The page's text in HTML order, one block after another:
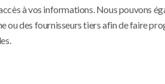
à vos informations. Nous pouvons
ou des fournisseurs tiers afin de faire